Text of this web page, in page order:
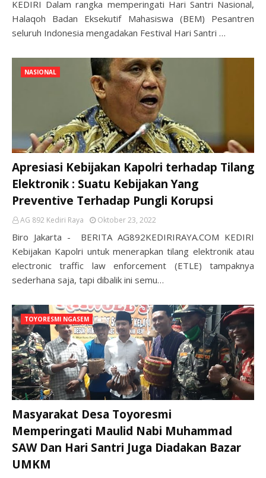
KEDIRI Dalam rangka memperingati Hari Santri Nasional,
Halaqoh Badan Eksekutif Mahasiswa (BEM) Pesantren
seluruh Indonesia mengadakan Festival Hari Santri …
NASIONAL
Apresiasi Kebijakan Kapolri terhadap Tilang
Elektronik : Suatu Kebijakan Yang
Preventive Terhadap Pungli Korupsi
AG 892 Kediri Raya Oktober 23, 2022
Biro Jakarta - BERITA AG892KEDIRIRAYA.COM KEDIRI
Kebijakan Kapolri untuk menerapkan tilang elektronik atau
electronic traffic law enforcement (ETLE) tampaknya
sederhana saja, tapi dibalik ini semu…
TOYORESMI NGASEM
Masyarakat Desa Toyoresmi
Memperingati Maulid Nabi Muhammad
SAW Dan Hari Santri Juga Diadakan Bazar
UMKM